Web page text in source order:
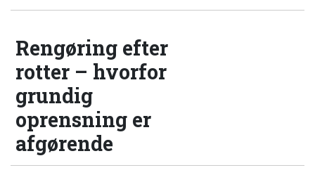
Rengøring efter
rotter – hvorfor
grundig
oprensning er
afgørende